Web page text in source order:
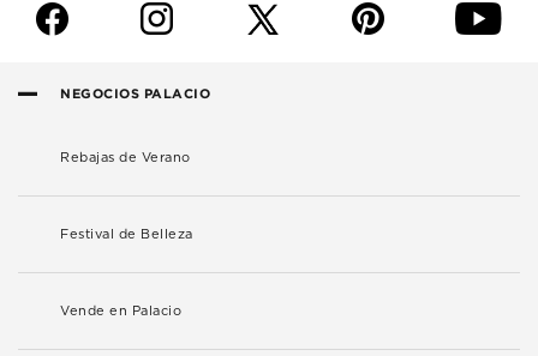
f i p y
NEGOCIOS PALACIO
Rebajas de Verano
Festival de Belleza
Vende en Palacio